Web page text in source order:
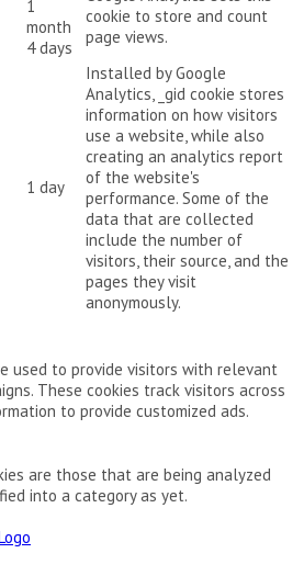
1
month
4 days
cookie to store and count
page views.
1 day
Installed by Google
Analytics, _gid cookie stores
information on how visitors
use a website, while also
creating an analytics report
of the website's
performance. Some of the
data that are collected
include the number of
visitors, their source, and the
pages they visit
anonymously.
used to provide visitors with relevant
These cookies track visitors across
to provide customized ads.
are those that are being analyzed
into a category as yet.